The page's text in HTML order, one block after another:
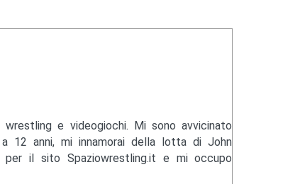
e videogiochi. Mi sono avvicinato
12 anni, mi innamorai della lotta di John
per il sito Spaziowrestling.it e mi occupo